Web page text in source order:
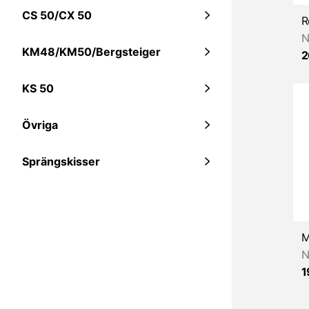
CS 50/CX 50
KM48/KM50/Bergsteiger
KS 50
Övriga
Sprängskisser